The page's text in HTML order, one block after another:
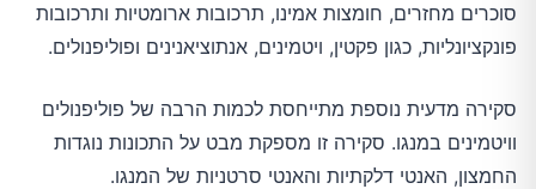
סוכרים מחזרים, חומצות אמינו, תרכובות ארומטיות ותרכובות
פונקציונליות, כגון פקטין, ויטמינים, אנתוציאנינים ופוליפנולים.
סקירה מדעית נוספת מתייחסת לכמות הרבה של פוליפנולים
וויטמינים במנגו. סקירה זו מספקת מבט על התכונות נוגדות
החמצון, האנטי דלקתיות והאנטי סרטניות של המנגו.